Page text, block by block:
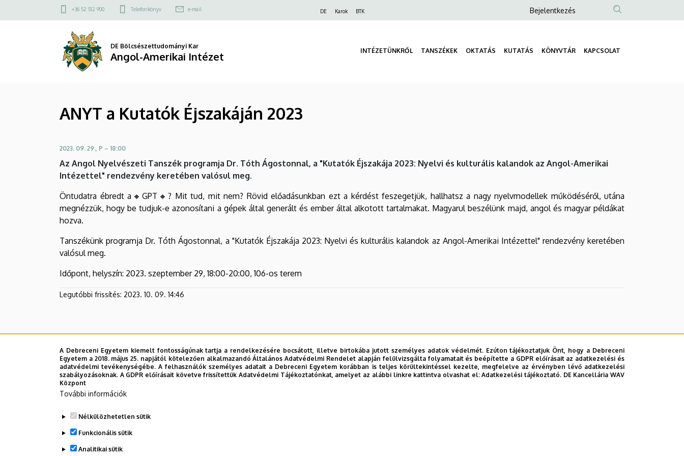
Éjszakáján
Amerikai
a
Felső
menü
+36 52 512 900 Telefonkönyv e-mail DE Karok BTK
Anonim
menüje
Bejelentkezés
DE Bölcsészettudományi Kar
Angol-Amerikai Intézet INTÉZETÜNKRŐL TANSZÉKEK OKTATÁS KUTATÁS KÖNYVTÁR KAPCSOLAT
ANYT a Kutatók Éjszakáján 2023
2023. 09. 29., P – 18:00
Az Angol Nyelvészeti Tanszék programja Dr. Tóth Ágostonnal, a "Kutatók Éjszakája 2023: Nyelvi és kulturális kalandok az Angol-Amerikai
Intézettel" rendezvény keretében valósul meg.
Öntudatra ébredt a🔸GPT🔸? Mit tud, mit nem? Rövid előadásunkban ezt a kérdést feszegetjük, hallhatsz a nagy nyelvmodellek működéséről, utána
megnézzük, hogy be tudjuk-e azonosítani a gépek által generált és ember által alkotott tartalmakat. Magyarul beszélünk majd, angol és magyar példákat
hozva.
Tanszékünk programja Dr. Tóth Ágostonnal, a "Kutatók Éjszakája 2023: Nyelvi és kulturális kalandok az Angol-Amerikai Intézettel" rendezvény keretében
valósul meg.
Időpont, helyszín: 2023. szeptember 29, 18:00-20:00, 106-os terem
Legutóbbi frissítés: 2023. 10. 09. 14:46
A Debreceni Egyetem kiemelt fontosságúnak tartja a rendelkezésére bocsátott, illetve birtokába jutott személyes adatok védelmét. Ezúton tájékoztatjuk Önt, hogy a Debreceni
Egyetem a 2018. május 25. napjától kötelezően alkalmazandó Általános Adatvédelmi Rendelet alapján felülvizsgálta folyamatait és beépítette a GDPR előírásait az adatkezelési és
adatvédelmi tevékenységébe. A felhasználók személyes adatait a Debreceni Egyetem korábban is teljes körültekintéssel kezelte, megfelelve az érvényben lévő adatkezelési
szabályozásoknak. A GDPR előírásait követve frissítettük Adatvédelmi Tájékoztatónkat, amelyet az alábbi linkre kattintva olvashat el:Adatkezelési tájékoztató. DE Kancellária WAV
Központ
További információk
Nélkülözhetetlen sütik
Funkcionális sütik
Analitikai sütik